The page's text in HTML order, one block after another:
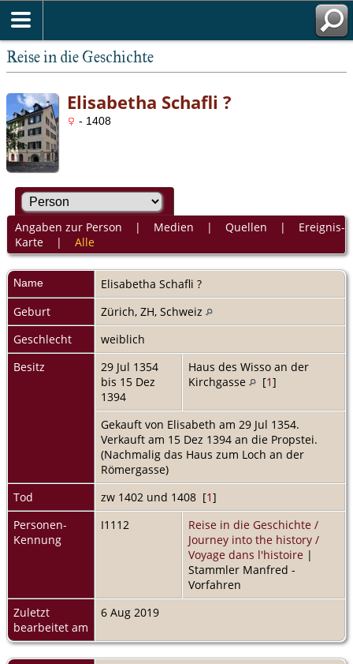
Reise in die Geschichte
Elisabetha Schafli ?
- 1408
Angaben zur Person | Medien | Quellen | Ereignis-
Karte| Alle
Name Elisabetha Schafli ?
Geburt
Zürich, ZH, Schweiz
Geschlecht
weiblich
Besitz
29 Jul 1354
bis 15 Dez
1394
Haus des Wisso an der
Kirchgasse
[1]
Gekauft von Elisabeth am 29 Jul 1354.
Verkauft am 15 Dez 1394 an die Propstei.
(Nachmalig das Haus zum Loch an der
Römergasse)
Tod
zw 1402 und 1408 [1]
Personen-
Kennung
I1112
Reise in die Geschichte /
Journey into the history /
Voyage dans l'histoire |
Stammler Manfred -
Vorfahren
Zuletzt
bearbeitet am
6 Aug 2019